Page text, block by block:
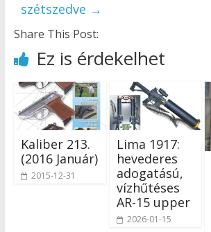
szétszedve →
Share This Post:
Ez is érdekelhet
Kaliber 213.
(2016 Január)
2015-12-31
Lima 1917:
hevederes
adogatású,
vízhűtéses
AR-15 upper
2026-01-15